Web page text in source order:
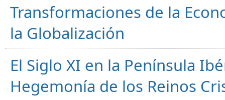
Transformaciones de la
la Globalización
El Siglo XI en la Península
Hegemonía de los Reinos